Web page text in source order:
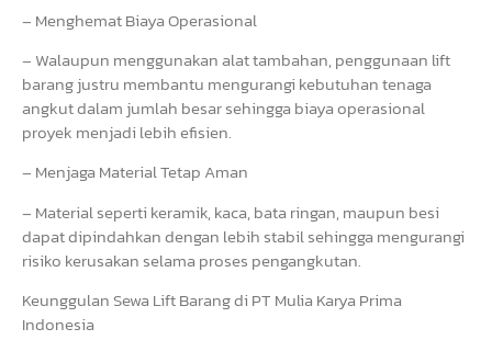
– Menghemat Biaya Operasional
– Walaupun menggunakan alat tambahan, penggunaan lift
barang justru membantu mengurangi kebutuhan tenaga
angkut dalam jumlah besar sehingga biaya operasional
proyek menjadi lebih efisien.
– Menjaga Material Tetap Aman
– Material seperti keramik, kaca, bata ringan, maupun besi
dapat dipindahkan dengan lebih stabil sehingga mengurangi
risiko kerusakan selama proses pengangkutan.
Keunggulan Sewa Lift Barang di PT Mulia Karya Prima
Indonesia